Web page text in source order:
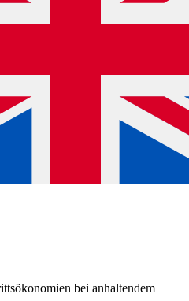
bei anhaltendem